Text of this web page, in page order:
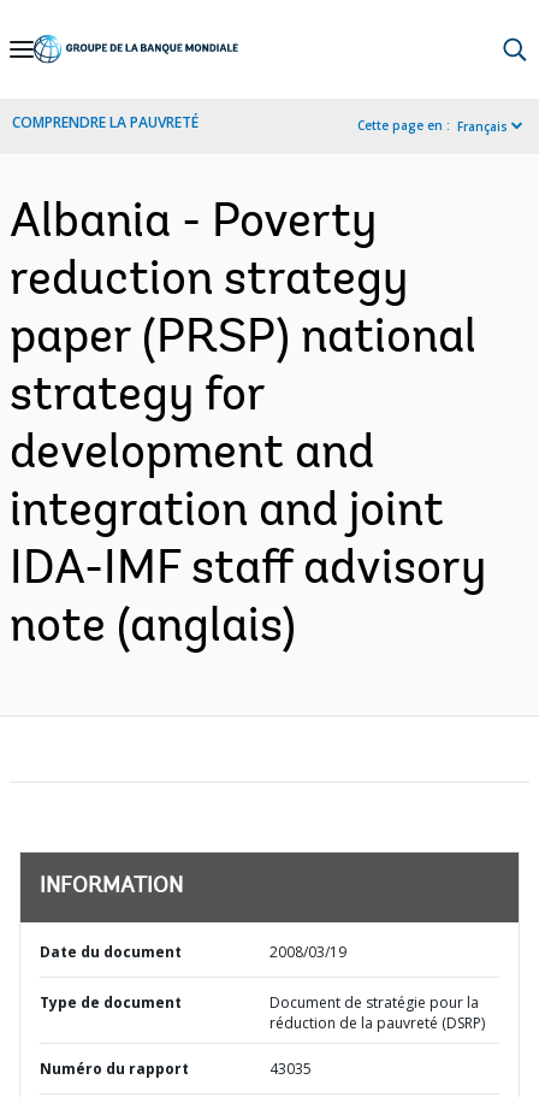
Skip
Navigation
COMPRENDRE LA PAUVRETÉ Cette page en : Français
Albania - Poverty
reduction strategy
paper (PRSP) national
strategy for
development and
integration and joint
IDA-IMF staff advisory
note (anglais)
INFORMATION
Date du document 2008/03/19
Type de document
Document de stratégie pour la
réduction de la pauvreté (DSRP)
Numéro du rapport 43035